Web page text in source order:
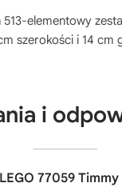
elementowy
szerokości i 14 cm
i
77059